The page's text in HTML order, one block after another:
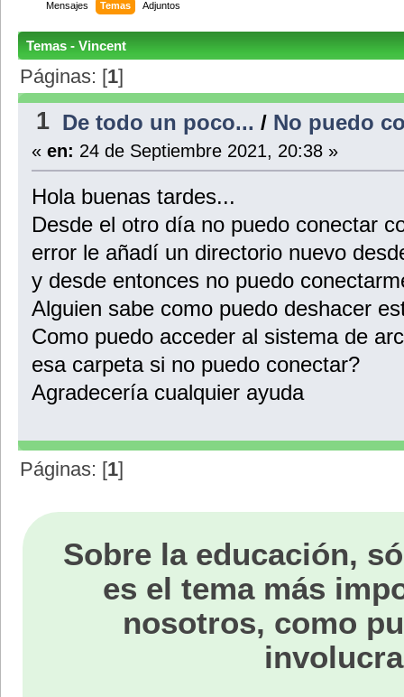
Mensajes Temas Adjuntos
Temas - Vincent
Páginas: [1]
1 De todo un poco... / No puedo
« en: 24 de Septiembre 2021, 20:38 »
Hola buenas tardes...
Desde el otro día no puedo conectar
error le añadí un directorio nuevo
y desde entonces no puedo
Alguien sabe como puedo deshacer
Como puedo acceder al sistema de
esa carpeta si no puedo conectar?
Agradecería cualquier ayuda
Páginas: [1]
Sobre la educación,
es el tema más
nosotros, como